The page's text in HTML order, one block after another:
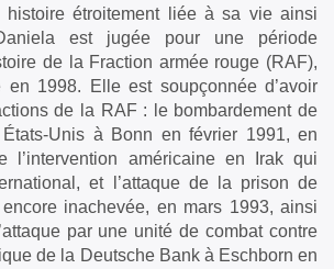
histoire étroitement liée à sa vie ainsi
est jugée pour une période
de la Fraction armée rouge (RAF),
en 1998. Elle est soupçonnée d’avoir
de la RAF : le bombardement de
États-Unis à Bonn en février 1991, en
l’intervention américaine en Irak qui
et l’attaque de la prison de
inachevée, en mars 1993, ainsi
par une unité de combat contre
de la Deutsche Bank à Eschborn en